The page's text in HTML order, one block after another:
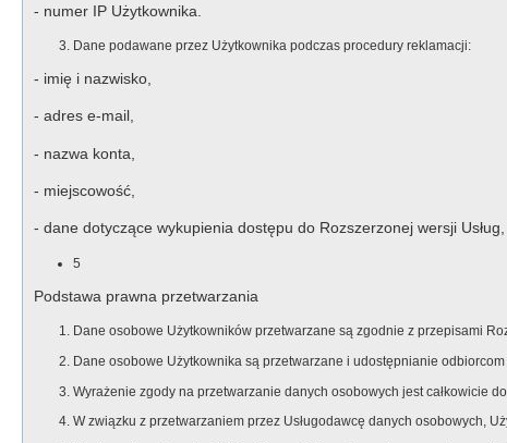
- numer IP Użytkownika.
Dane podawane przez Użytkownika podczas procedury reklamacji:
- imię i nazwisko,
- adres e-mail,
- nazwa konta,
- miejscowość,
- dane dotyczące wykupienia dostępu do Rozszerzonej wersji Usług,
5
Podstawa prawna przetwarzania
Dane osobowe Użytkowników przetwarzane są zgodnie z przepisami
Dane osobowe Użytkownika są przetwarzane i udostępnianie
Wyrażenie zgody na przetwarzanie danych osobowych jest całkowicie
W związku z przetwarzaniem przez Usługodawcę danych osobowych,